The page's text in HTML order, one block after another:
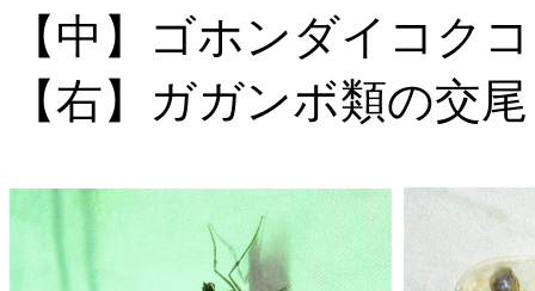
【中】ゴホンダイコク
【右】ガガンボ類の交尾